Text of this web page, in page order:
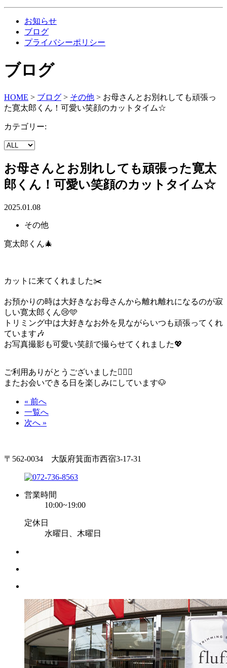
お知らせ
ブログ
プライバシーポリシー
ブログ
HOME > ブログ > その他 > お母さんとお別れしても頑張っ
た寛太郎くん！可愛い笑顔のカットタイム☆
カテゴリー:
お母さんとお別れしても頑張った寛太
郎くん！可愛い笑顔のカットタイム☆
2025.01.08
その他
寛太郎くん🎄
カットに来てくれました✂️
お預かりの時は大好きなお母さんから離れ離れになるのが寂
しい寛太郎くん😢🩵
トリミング中は大好きなお外を見ながらいつも頑張ってくれ
ています🎶
お写真撮影も可愛い笑顔で撮らせてくれました💖
ご利用ありがとうございました🙇🏻‍♀️
またお会いできる日を楽しみにしています🐶
« 前へ
一覧へ
次へ »
〒562-0034 大阪府箕面市西宿3-17-31
営業時間
10:00~19:00
定休日
水曜日、木曜日